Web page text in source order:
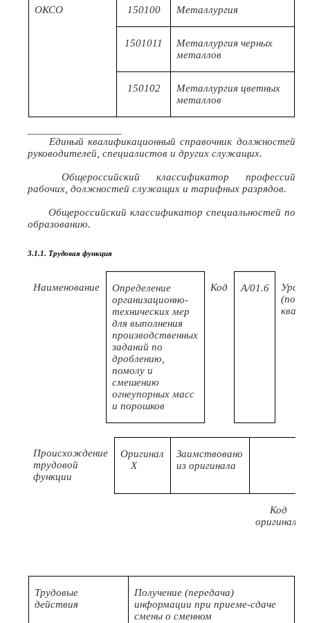
ОКСО 150100 Металлургия
1501011
Металлургия черных
металлов
150102
Металлургия цветных
металлов
Единый квалификационный справочник должностей
руководителей, специалистов и других служащих.
Общероссийский классификатор профессий
рабочих, должностей служащих и тарифных разрядов.
Общероссийский классификатор специальностей по
образованию.
3.1.1. Трудовая функция
Наименование
Определение
организационно-
технических мер
для выполнения
производственных
заданий по
дроблению,
помолу и
смешению
огнеупорных масс
и порошков
Код А/01.6
Происхождение
трудовой
функции
Оригинал
X
Заимствовано
из оригинала
Код
оригинала
Трудовые
действия
Получение (передача)
информации при приеме-сдаче
смены о сменном